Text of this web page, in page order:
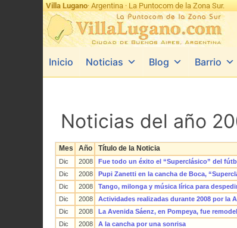
Villa Lugano· Argentina · La Puntocom de la Zona Sur.
Inicio Noticias Blog Barrio
Noticias del año
Mes Año Título de la Noticia
Dic 2008
Fue todo un éxito el “Superclásico” del
Dic
2008
Pupi Zanetti en la cancha de Boca,
Dic
2008
Tango, milonga y música lírica para
Dic
2008
Actividades realizadas durante 2008 por la
Dic
2008
La Avenida Sáenz, en Pompeya, fue
Dic
2008
A la cancha por una sonrisa